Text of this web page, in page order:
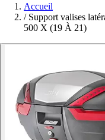
Accueil
/ Support valises
500 X (19 À 21)